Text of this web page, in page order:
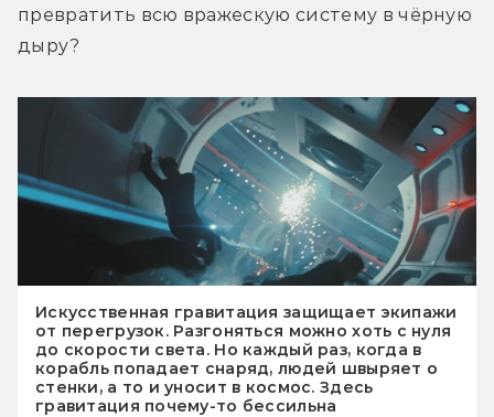
превратить всю вражескую систему в чёрную
дыру?
Искусственная гравитация защищает экипажи
от перегрузок. Разгоняться можно хоть с нуля
до скорости света. Но каждый раз, когда в
корабль попадает снаряд, людей швыряет о
стенки, а то и уносит в космос. Здесь
гравитация почему-то бессильна